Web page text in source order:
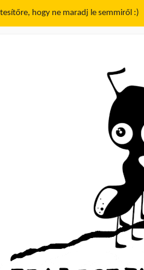
hogy ne maradj le semmiről :)